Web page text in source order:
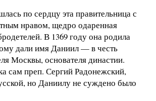
по сердцу эта правительница с
нравом, щедро одаренная
В 1369 году она родила
дали имя Даниил — в честь
Москвы, основателя династии.
сам преп. Сергий Радонежский,
но Даниилу не суждено было